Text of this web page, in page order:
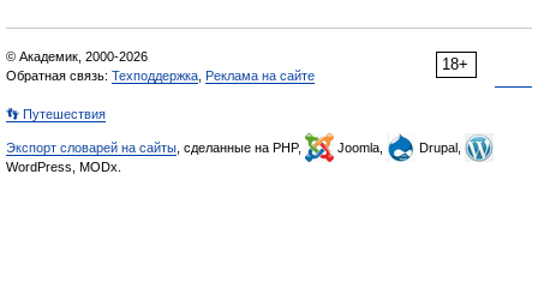
18+
© Академик, 2000-2026
Обратная связь: Техподдержка Реклама на сайте
👣 Путешествия
Экспорт словарей на сайты , сделанные на PHP, Joomla,
Drupal,
WordPress, MODx.